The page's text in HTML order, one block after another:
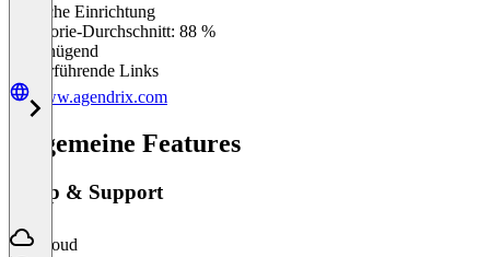
Einfache Einrichtung
Kategorie-Durchschnitt: 88 %
Ungenügend
Weiterführende Links
www.agendrix.com
Allgemeine Features
Setup & Support
Cloud